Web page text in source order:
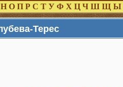
Н О П Р С Т У Ф Х Ц Ч Ш Щ Ы
Терес